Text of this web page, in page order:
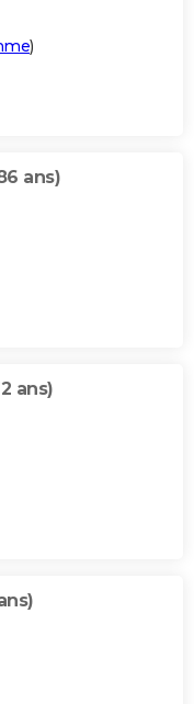
)
ans)
ans)